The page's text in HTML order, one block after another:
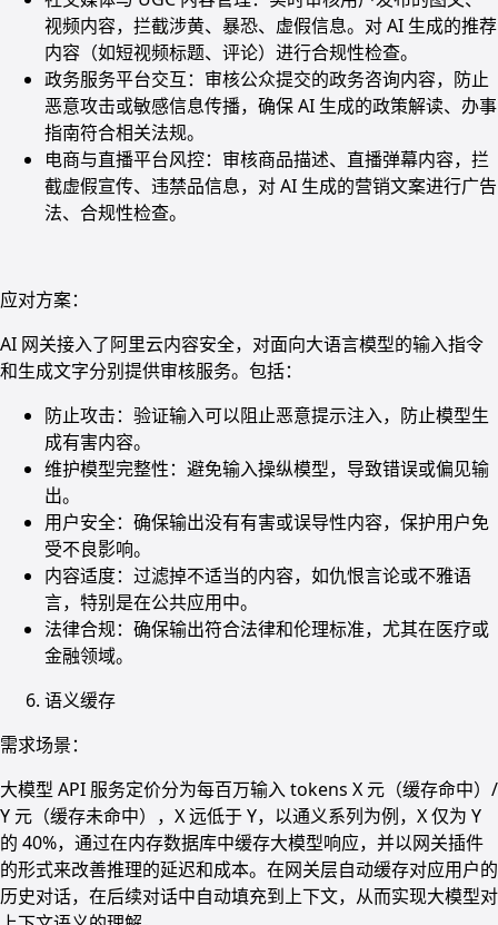
视频内容，拦截涉黄、暴恐、虚假信息。对 AI 生成的推荐
内容（如短视频标题、评论）进行合规性检查。
政务服务平台交互：审核公众提交的政务咨询内容，防止
恶意攻击或敏感信息传播，确保 AI 生成的政策解读、办事
指南符合相关法规。
电商与直播平台风控：审核商品描述、直播弹幕内容，拦
截虚假宣传、违禁品信息，对 AI 生成的营销文案进行广告
法、合规性检查。
应对方案：
AI 网关接入了阿里云内容安全，对面向大语言模型的输入指令
和生成文字分别提供审核服务。包括：
防止攻击：验证输入可以阻止恶意提示注入，防止模型生
成有害内容。
维护模型完整性：避免输入操纵模型，导致错误或偏见输
出。
用户安全：确保输出没有有害或误导性内容，保护用户免
受不良影响。
内容适度：过滤掉不适当的内容，如仇恨言论或不雅语
言，特别是在公共应用中。
法律合规：确保输出符合法律和伦理标准，尤其在医疗或
金融领域。
语义缓存
需求场景：
大模型 API 服务定价分为每百万输入 tokens X 元（缓存命中）/
Y 元（缓存未命中），X 远低于 Y，以通义系列为例，X 仅为 Y
的 40%，通过在内存数据库中缓存大模型响应，并以网关插件
的形式来改善推理的延迟和成本。在网关层自动缓存对应用户的
历史对话，在后续对话中自动填充到上下文，从而实现大模型对